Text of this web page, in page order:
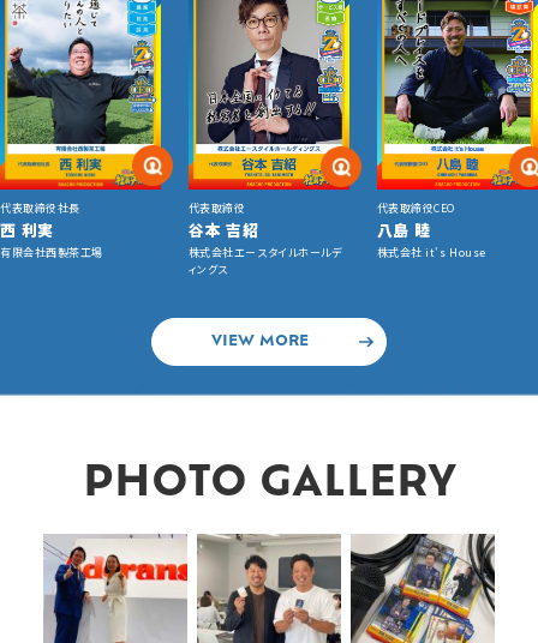
代表取締役社長
西 利実
有限会社西製茶工場
代表取締役
谷本 吉紹
株式会社エースタイルホールデ
ィングス
代表取締役CEO
八島 睦
株式会社 it's House
VIEW MORE
PHOTO GALLERY